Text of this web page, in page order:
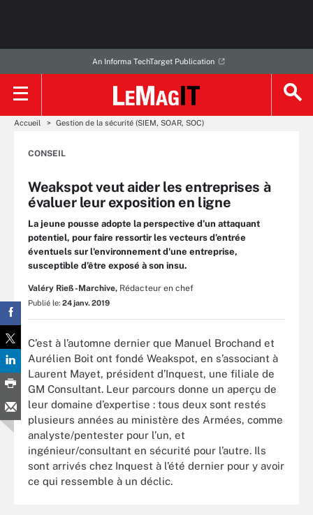
An Informa TechTarget Publication
Accueil Gestion de la sécurité (SIEM, SOAR, SOC)
CONSEIL
Weakspot veut aider les entreprises à
évaluer leur exposition en ligne
La jeune pousse adopte la perspective d’un attaquant
potentiel, pour faire ressortir les vecteurs d’entrée
éventuels sur l'environnement d'une entreprise,
susceptible d’être exposé à son insu.
Valéry Rieß-Marchive, Rédacteur en chef
Publié le: 24 janv. 2019
C’est à l’automne dernier que Manuel Brochand et
Aurélien Boit ont fondé Weakspot, en s’associant à
Laurent Mayet, président d’Inquest, une filiale de
GM Consultant. Leur parcours donne un aperçu de
leur domaine d’expertise : tous deux sont restés
plusieurs années au ministère des Armées, comme
analyste/pentester pour l’un, et
ingénieur/consultant en sécurité pour l’autre. Ils
sont arrivés chez Inquest à l’été dernier pour y avoir
ce qui ressemble à un déclic.